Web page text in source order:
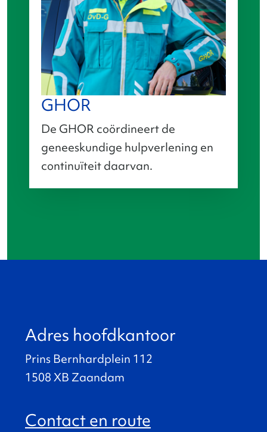
GHOR
De GHOR coördineert de
geneeskundige hulpverlening en
continuïteit daarvan.
Adres hoofdkantoor
Prins Bernhardplein 112
1508 XB Zaandam
Contact en route